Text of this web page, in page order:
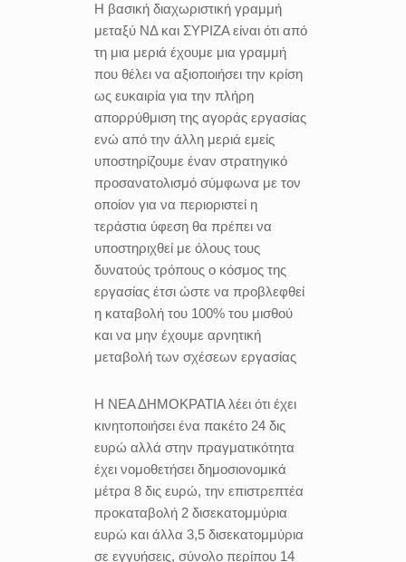
H βασική διαχωριστική γραμμή
μεταξύ ΝΔ και ΣΥΡΙΖΑ είναι ότι από
τη μια μεριά έχουμε μια γραμμή
που θέλει να αξιοποιήσει την κρίση
ως ευκαιρία για την πλήρη
απορρύθμιση της αγοράς εργασίας
ενώ από την άλλη μεριά εμείς
υποστηρίζουμε έναν στρατηγικό
προσανατολισμό σύμφωνα με τον
οποίον για να περιοριστεί η
τεράστια ύφεση θα πρέπει να
υποστηριχθεί με όλους τους
δυνατούς τρόπους ο κόσμος της
εργασίας έτσι ώστε να προβλεφθεί
η καταβολή του 100% του μισθού
και να μην έχουμε αρνητική
μεταβολή των σχέσεων εργασίας
H ΝΕΑ ΔΗΜΟΚΡΑΤΙΑ λέει ότι έχει
κινητοποιήσει ένα πακέτο 24 δις
ευρώ αλλά στην πραγματικότητα
έχει νομοθετήσει δημοσιονομικά
μέτρα 8 δις ευρώ, την επιστρεπτέα
προκαταβολή 2 δισεκατομμύρια
ευρώ και άλλα 3,5 δισεκατομμύρια
σε εγγυήσεις, σύνολο περίπου 14